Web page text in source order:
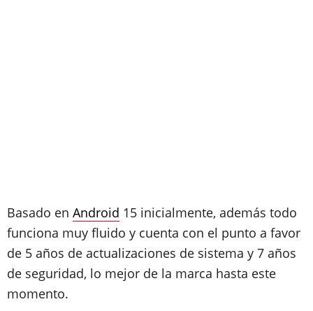
Basado en Android 15 inicialmente, además todo
funciona muy fluido y cuenta con el punto a favor
de 5 años de actualizaciones de sistema y 7 años
de seguridad, lo mejor de la marca hasta este
momento.